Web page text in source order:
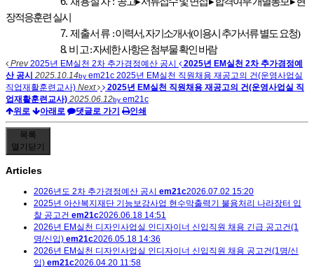
장적응훈련 실시
7. 제출서류 :이력서,자기소개서(이용시 추가서류 별도 요청)
8. 비 고:자세한 사항은 첨부물 확인 바람
Prev2025년 EM실천 2차 추가경정예산 공시
2025년 EM실천 2차 추가경정예
산 공시 2025.10.14by em21c 2025년 EM실천 직원채용 재공고의 건(운영사업실
직업재활훈련교사) Next
2025년 EM실천 직원채용 재공고의 건(운영사업실 직
업재활훈련교사) 2025.06.12by em21c
위로
아래로 댓글로 가기 인쇄
목록
열기 닫기
Articles
2026년도 2차 추가경정예산 공시 em21c2026.07.02 15:20
2025년 아산복지재단 기능보강사업 현수막출력기 불용처리 나라장터 입
찰 공고건 em21c2026.06.18 14:51
2026년 EM실천 디자인사업실 인디자이너 신입직원 채용 긴급 공고건(1
명/신입) em21c2026.05.18 14:36
2026년 EM실천 디자인사업실 인디자이너 신입직원 채용 공고건(1명/신
입) em21c2026.04.20 11:58